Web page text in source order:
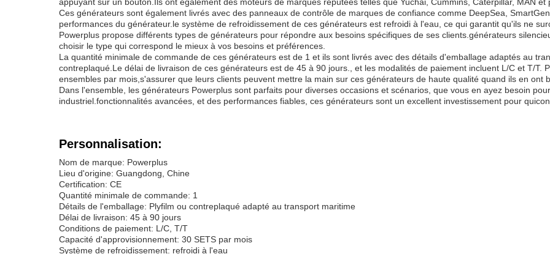
Ces générateurs sont également livrés avec des panneaux de contrôle de marques de confiance comme DeepSea,
performances du générateur.le système de refroidissement de ces générateurs est refroidi à l'eau, ce qui garantit qu'ils ne
Powerplus propose différents types de générateurs pour répondre aux besoins spécifiques de ses clients.générateurs
choisir le type qui correspond le mieux à vos besoins et préférences.
La quantité minimale de commande de ces générateurs est de 1 et ils sont livrés avec des détails d'emballage adaptés au
contreplaqué.Le délai de livraison de ces générateurs est de 45 à 90 jours., et les modalités de paiement incluent L/C et T/T.
ensembles par mois,s'assurer que leurs clients peuvent mettre la main sur ces générateurs de haute qualité quand ils en ont
Dans l'ensemble, les générateurs Powerplus sont parfaits pour diverses occasions et scénarios, que vous en ayez besoin
industriel.fonctionnalités avancées, et des performances fiables, ces générateurs sont un excellent investissement pour
Personnalisation:
Nom de marque: Powerplus
Lieu d'origine: Guangdong, Chine
Certification: CE
Quantité minimale de commande: 1
Détails de l'emballage: Plyfilm ou contreplaqué adapté au transport maritime
Délai de livraison: 45 à 90 jours
Conditions de paiement: L/C, T/T
Capacité d'approvisionnement: 30 SETS par mois
Système de refroidissement: refroidi à l'eau